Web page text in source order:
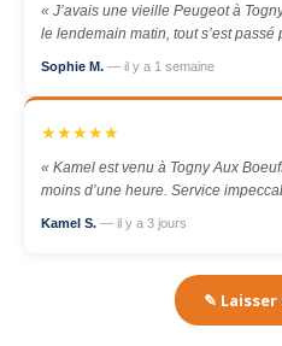
« J’avais une vieille Peugeot à
le lendemain matin, tout s’est passé
Sophie M. — il y a 1 semaine
★★★★★
« Kamel est venu à Togny Aux
moins d’une heure. Service
Kamel S. — il y a 3 jours
✎ Laisser